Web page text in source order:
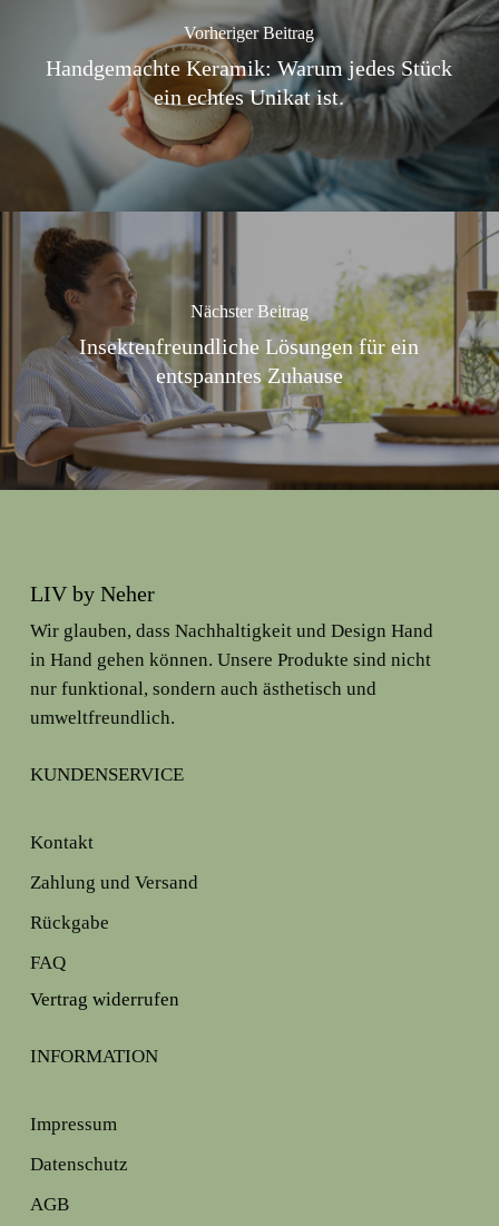
Vorheriger Beitrag
Handgemachte Keramik: Warum jedes Stück
ein echtes Unikat ist.
Nächster Beitrag
Insektenfreundliche Lösungen für ein
entspanntes Zuhause
LIV by Neher
Wir glauben, dass Nachhaltigkeit und Design Hand
in Hand gehen können. Unsere Produkte sind nicht
nur funktional, sondern auch ästhetisch und
umweltfreundlich.
KUNDENSERVICE
Kontakt
Zahlung und Versand
Rückgabe
FAQ
Vertrag widerrufen
INFORMATION
Impressum
Datenschutz
AGB